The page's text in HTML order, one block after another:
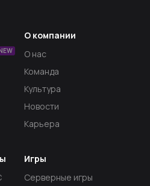
Игры
Серверные игры
О компании
О нас
Команда
Культура
Новости
Карьера